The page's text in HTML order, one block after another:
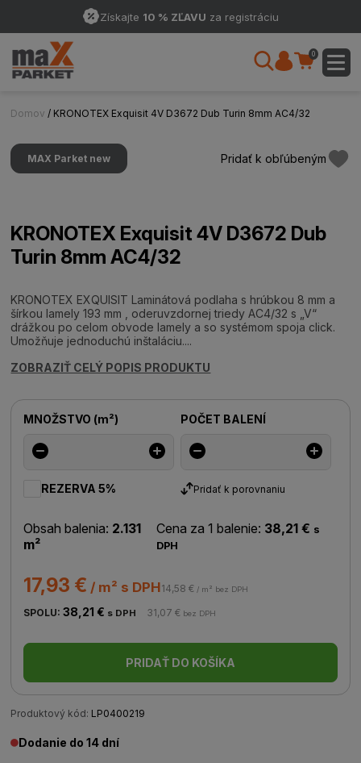
Získajte 10 % ZĽAVU za registráciu
0
Domov / KRONOTEX Exquisit 4V D3672 Dub Turin 8mm AC4/32
MAX Parket new Pridať k obľúbeným
KRONOTEX Exquisit 4V D3672 Dub
Turin 8mm AC4/32
KRONOTEX EXQUISIT Laminátová podlaha s hrúbkou 8 mm a
šírkou lamely 193 mm , oderuvzdornej triedy AC4/32 s „V“
drážkou po celom obvode lamely a so systémom spoja click.
Umožňuje jednoduchú inštaláciu....
ZOBRAZIŤ CELÝ POPIS PRODUKTU
MNOŽSTVO (m²) POČET BALENÍ
REZERVA 5% Pridať k porovnaniu
Obsah balenia: 2.131
m²
Cena za 1 balenie: 38,21 € s
DPH
17,93 € / m² s DPH14,58 € / m² bez DPH
SPOLU:38,21 € s DPH 31,07 € bez DPH
PRIDAŤ DO KOŠÍKA
Produktový kód: LP0400219
Dodanie do 14 dní